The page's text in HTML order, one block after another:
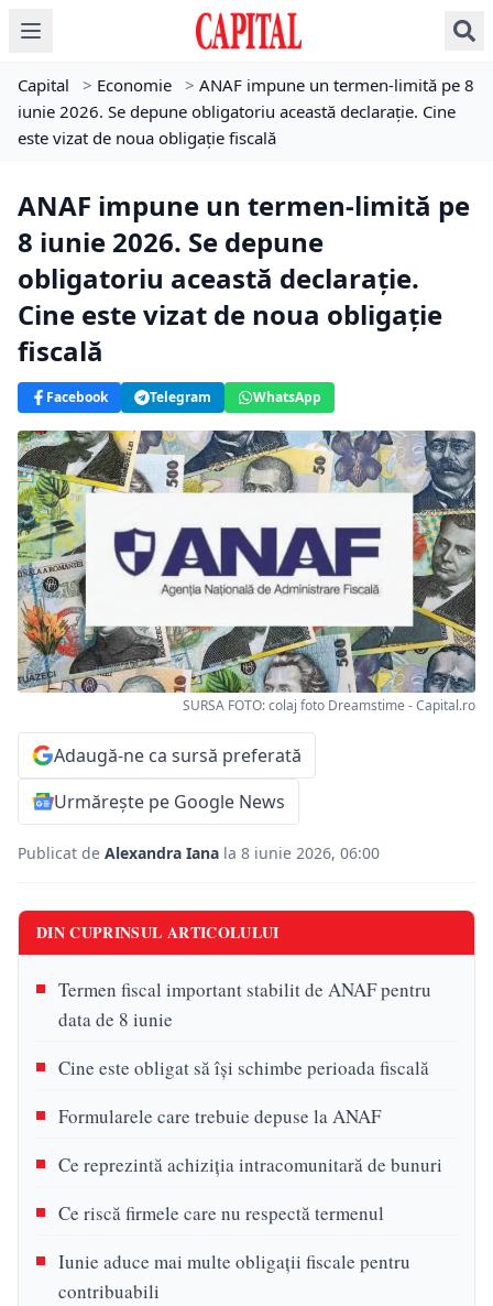
Capital > Economie > ANAF impune un termen-limită pe 8
iunie 2026. Se depune obligatoriu această declarație. Cine
este vizat de noua obligație fiscală
ANAF impune un termen-limită pe
8 iunie 2026. Se depune
obligatoriu această declarație.
Cine este vizat de noua obligație
fiscală
Facebook Telegram WhatsApp
SURSA FOTO: colaj foto Dreamstime - Capital.ro
Adaugă-ne ca sursă preferată
Urmărește pe Google News
Publicat de Alexandra Iana la 8 iunie 2026, 06:00
DIN CUPRINSUL ARTICOLULUI
Termen fiscal important stabilit de ANAF pentru
data de 8 iunie
Cine este obligat să își schimbe perioada fiscală
Formularele care trebuie depuse la ANAF
Ce reprezintă achiziția intracomunitară de bunuri
Ce riscă firmele care nu respectă termenul
Iunie aduce mai multe obligații fiscale pentru
contribuabili